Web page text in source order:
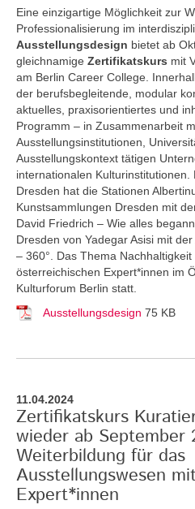
Eine einzigartige Möglichkeit zur
Professionalisierung im
Ausstellungsdesign bietet ab
gleichnamige Zertifikatskurs mit
am Berlin Career College.
der berufsbegleitende, modular
aktuelles, praxisorientiertes und
Programm – in Zusammenarbeit
Ausstellungsinstitutionen,
Ausstellungskontext tätigen
internationalen Kulturinstitutionen.
Dresden hat die Stationen
Kunstsammlungen Dresden mit
David Friedrich – Wie alles
Dresden von Yadegar Asisi mit
– 360°. Das Thema
österreichischen Expert*innen im
Kulturforum Berlin statt.
Ausstellungsdesign 75 KB
11.04.2024
Zertifikatskurs
wieder ab September
Weiterbildung für das
Ausstellungswesen
Expert*innen